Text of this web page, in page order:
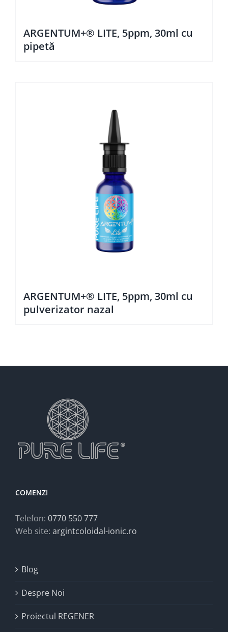
ARGENTUM+® LITE, 5ppm, 30ml cu
pipetă
ARGENTUM+® LITE, 5ppm, 30ml cu
pulverizator nazal
COMENZI
Telefon: 0770 550 777
Web site: argintcoloidal-ionic.ro
Blog
Despre Noi
Proiectul REGENER